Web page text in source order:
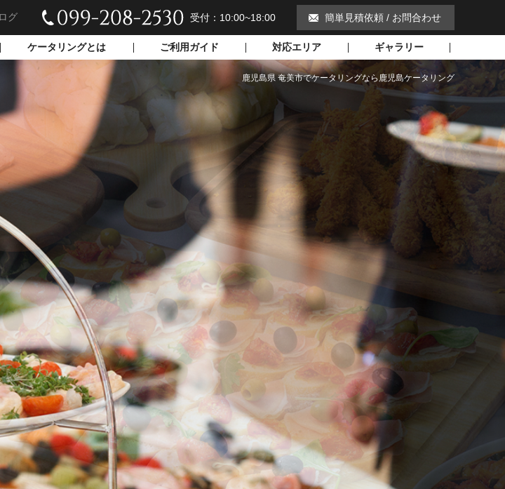
鹿児島県 奄美市でケータリングなら鹿児島ケータリング
グ
受付：10:00~18:00 簡単見積依頼 / お問合わせ
ケータリングとは ご利用ガイド 対応エリア ギャラリー